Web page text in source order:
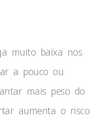
muito baixa nos
a pouco ou
mais peso do
aumenta o risco